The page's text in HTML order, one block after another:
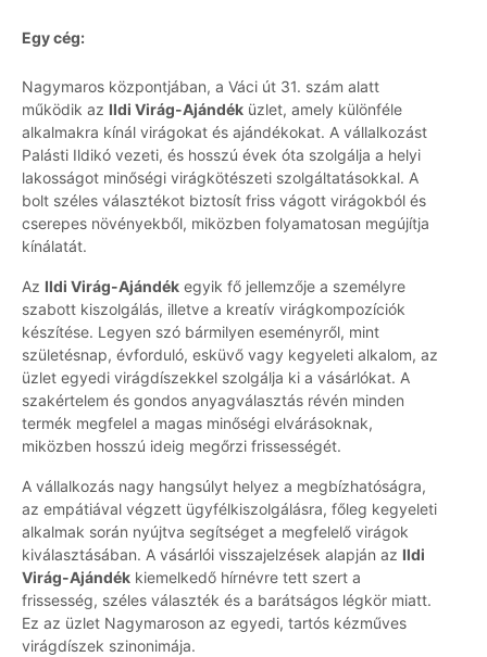
Egy cég:
Nagymaros központjában, a Váci út 31. szám alatt
működik az Ildi Virág-Ajándék üzlet, amely különféle
alkalmakra kínál virágokat és ajándékokat. A vállalkozást
Palásti Ildikó vezeti, és hosszú évek óta szolgálja a helyi
lakosságot minőségi virágkötészeti szolgáltatásokkal. A
bolt széles választékot biztosít friss vágott virágokból és
cserepes növényekből, miközben folyamatosan megújítja
kínálatát.
Az Ildi Virág-Ajándék egyik fő jellemzője a személyre
szabott kiszolgálás, illetve a kreatív virágkompozíciók
készítése. Legyen szó bármilyen eseményről, mint
születésnap, évforduló, esküvő vagy kegyeleti alkalom, az
üzlet egyedi virágdíszekkel szolgálja ki a vásárlókat. A
szakértelem és gondos anyagválasztás révén minden
termék megfelel a magas minőségi elvárásoknak,
miközben hosszú ideig megőrzi frissességét.
A vállalkozás nagy hangsúlyt helyez a megbízhatóságra,
az empátiával végzett ügyfélkiszolgálásra, főleg kegyeleti
alkalmak során nyújtva segítséget a megfelelő virágok
kiválasztásában. A vásárlói visszajelzések alapján az Ildi
Virág-Ajándék kiemelkedő hírnévre tett szert a
frissesség, széles választék és a barátságos légkör miatt.
Ez az üzlet Nagymaroson az egyedi, tartós kézműves
virágdíszek szinonimája.